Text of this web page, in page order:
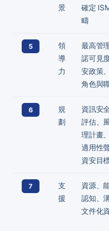
景
確定
疇
5
領
導
力
最高管
諾可見
安政策
角色與
6
規
劃
資訊安
評估、
理計畫
適用性
資安目
7
支
援
資源、
認知、
文件化